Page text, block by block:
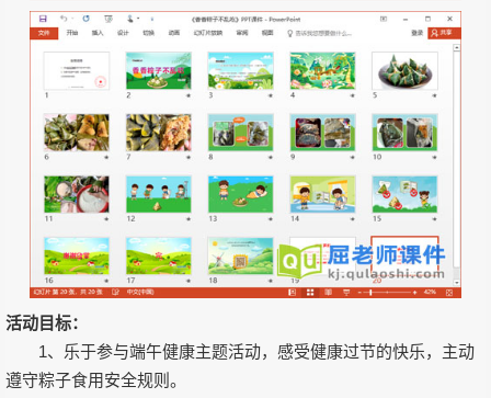
活动目标：
1、乐于参与端午健康主题活动，感受健康过节的快乐，主动
遵守粽子食用安全规则。